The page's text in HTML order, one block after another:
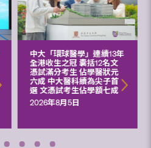
中大「環球醫學」連續13年
全港收生之冠 囊括12名文
憑試滿分考生 佔學醫狀元
六成 中大醫科續為尖子首
選 文憑試考生佔學額七成
2026年8月5日